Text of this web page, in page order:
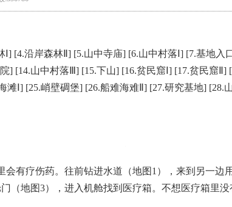
] [4.沿岸森林Ⅱ ] [5.山中寺庙] [6.山中村落Ⅰ ] [7.基地入
] [14.山中村落Ⅲ ] [15.下山] [16.贫民窟Ⅰ ] [17.贫民窟Ⅱ ]
滩Ⅰ ] [25.峭壁碉堡] [26.船难海难Ⅱ ] [27.研究基地] [28.
有疗伤药。往前钻进水道（地图1），来到另一
（地图3），进入机舱找到医疗箱。不想医疗箱里